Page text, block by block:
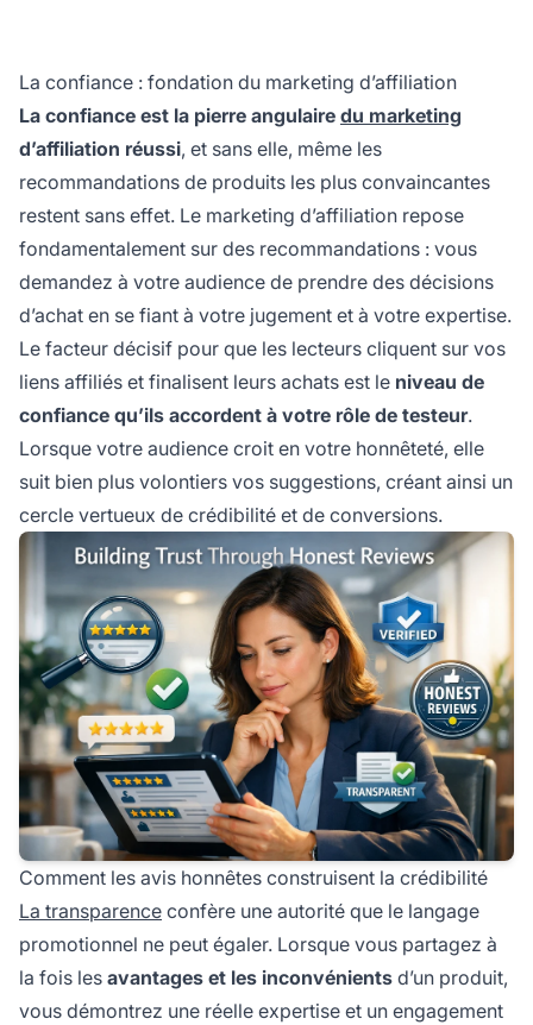
La confiance : fondation du marketing d’affiliation
La confiance est la pierre angulaire du marketing
d’affiliation réussi, et sans elle, même les
recommandations de produits les plus convaincantes
restent sans effet. Le marketing d’affiliation repose
fondamentalement sur des recommandations : vous
demandez à votre audience de prendre des décisions
d’achat en se fiant à votre jugement et à votre expertise.
Le facteur décisif pour que les lecteurs cliquent sur vos
liens affiliés et finalisent leurs achats est le niveau de
confiance qu’ils accordent à votre rôle de testeur.
Lorsque votre audience croit en votre honnêteté, elle
suit bien plus volontiers vos suggestions, créant ainsi un
cercle vertueux de crédibilité et de conversions.
Comment les avis honnêtes construisent la crédibilité
La transparence confère une autorité que le langage
promotionnel ne peut égaler. Lorsque vous partagez à
la fois les avantages et les inconvénients d’un produit,
vous démontrez une réelle expertise et un engagement